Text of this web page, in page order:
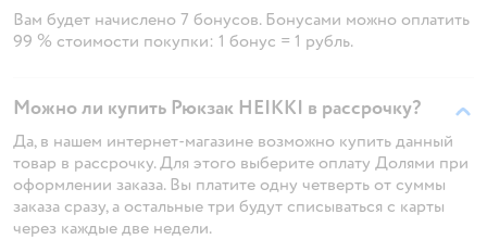
Вам будет начислено 7 бонусов. Бонусами можно оплатить
99 % стоимости покупки: 1 бонус = 1 рубль.
Можно ли купить Рюкзак HEIKKI в рассрочку?
Да, в нашем интернет-магазине возможно купить данный
товар в рассрочку. Для этого выберите оплату Долями при
оформлении заказа. Вы платите одну четверть от суммы
заказа сразу, а остальные три будут списываться с карты
через каждые две недели.